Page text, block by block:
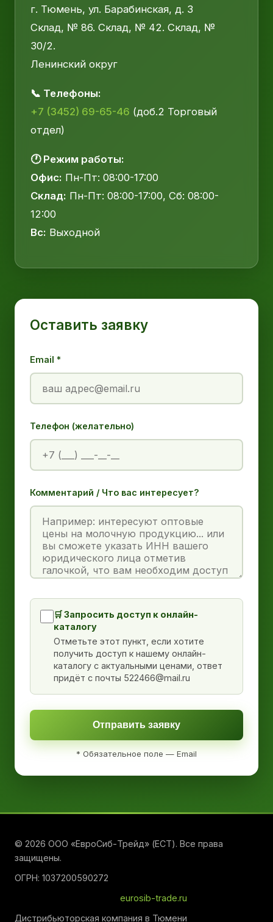
г. Тюмень, ул. Барабинская, д. 3
Склад, № 86. Склад, № 42. Склад, №
30/2.
Ленинский округ
📞 Телефоны:
+7 (3452) 69-65-46 (доб.2 Торговый
отдел)
🕐 Режим работы:
Офис: Пн-Пт: 08:00-17:00
Склад: Пн-Пт: 08:00-17:00, Сб: 08:00-
12:00
Вс: Выходной
Оставить заявку
Email *
Телефон (желательно)
Комментарий / Что вас интересует?
🛒 Запросить доступ к онлайн-
каталогу
Отметьте этот пункт, если хотите
получить доступ к нашему онлайн-
каталогу с актуальными ценами, ответ
придёт с почты 522466@mail.ru
Отправить заявку
* Обязательное поле — Email
© 2026 ООО «ЕвроСиб-Трейд» (ЕСТ). Все права
защищены.
ОГРН: 1037200590272
eurosib-trade.ru
Дистрибьюторская компания в Тюмени